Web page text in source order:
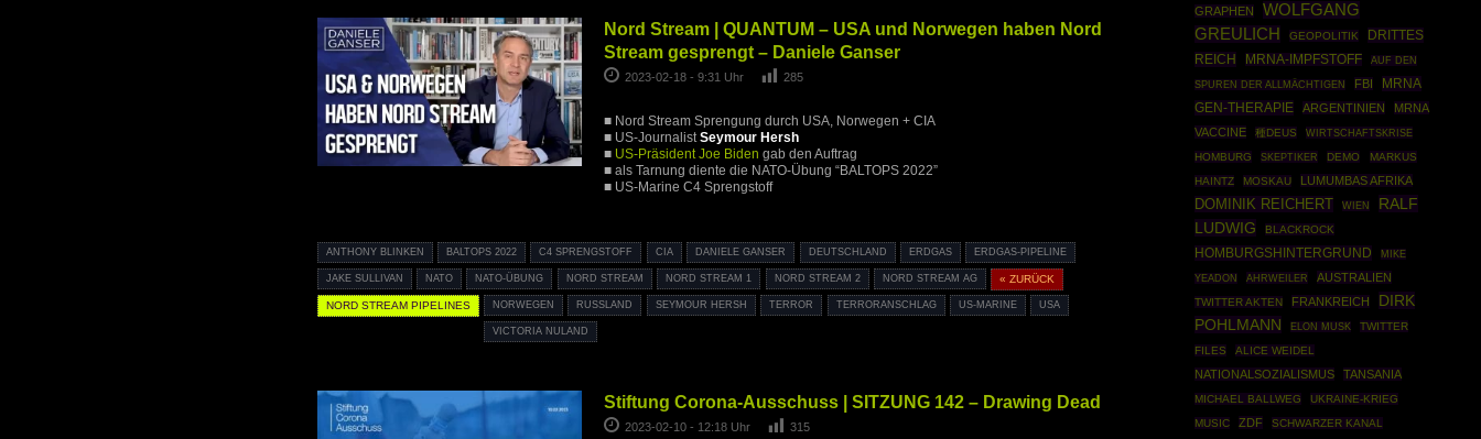
Nord Stream | QUANTUM – USA und Norwegen haben Nord
Stream gesprengt – Daniele Ganser
2023-02-18 - 9:31 Uhr 285
■ Nord Stream Sprengung durch USA, Norwegen + CIA
■ US-JournalistSeymour Hersh
■ US-Präsident Joe Biden gab den Auftrag
■ als Tarnung diente die NATO-Übung “BALTOPS 2022”
■ US-Marine C4 Sprengstoff
ANTHONY BLINKEN BALTOPS 2022 C4 SPRENGSTOFF CIA DANIELE GANSER DEUTSCHLAND ERDGAS ERDGAS-PIPELINE
JAKE SULLIVAN NATO NATO-ÜBUNG NORD STREAM NORD STREAM 1 NORD STREAM 2 NORD STREAM AG « ZURÜCK
NORD STREAM PIPELINES NORWEGEN RUSSLAND SEYMOUR HERSH TERROR TERRORANSCHLAG US-MARINE USA
VICTORIA NULAND
Stiftung Corona-Ausschuss | SITZUNG 142 – Drawing Dead
2023-02-10 - 12:18 Uhr 315
GRAPHEN
WOLFGANG
GREULICH
GEOPOLITIK
DRITTES
REICH
MRNA-IMPFSTOFF AUF DEN
SPUREN DER ALLMÄCHTIGEN FBI
MRNA
GEN-THERAPIE
ARGENTINIEN
MRNA
VACCINE
種DEUS
WIRTSCHAFTSKRISE
HOMBURG
SKEPTIKER DEMO
MARKUS
HAINTZ
MOSKAU LUMUMBAS AFRIKA
DOMINIK REICHERT WIEN
RALF
LUDWIG
BLACKROCK
HOMBURGSHINTERGRUND MIKE
YEADON AHRWEILER AUSTRALIEN
TWITTER AKTEN FRANKREICH
DIRK
POHLMANN
ELON MUSK
TWITTER
FILES
ALICE WEIDEL
NATIONALSOZIALISMUS TANSANIA
MICHAEL BALLWEG
UKRAINE-KRIEG
MUSIC
ZDF
SCHWARZER KANAL